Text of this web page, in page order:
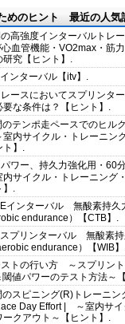
めのヒント 最近の人気
高強度インターバルトレ
心血管機能・VO2max・筋
研究【ヒント】.
ンターバル【itv】.
レースにおいてスプリンタ
要な条件は？【ヒント】.
テンポ走ペースでのヒル
内サイクル・トレーニン
ト】.
ワー、持久力強化用・60
サイクル・トレーニング
】.
インターバル 無酸素持久
endurance）【CTB】.
プリンターバル 無酸素持
endurance）【WIB
トの行い方 ～スプリント
値パワーのテスト方法～
のスピニング(R)トレーニ
Day Effort | ～室内サイ
ークアウト～【ヒント】.